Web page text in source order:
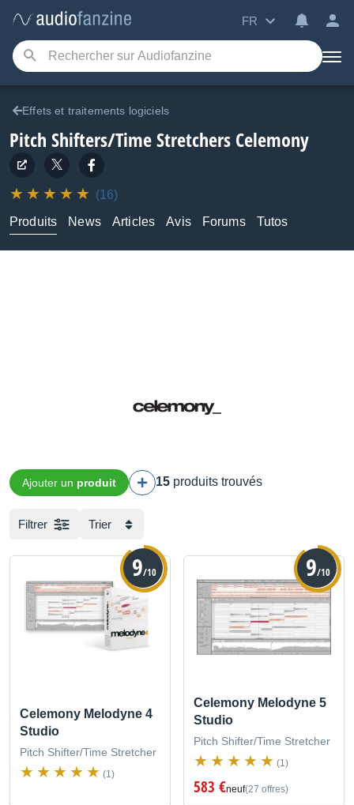
FR
Effets et traitements logiciels
Pitch Shifters/Time Stretchers Celemony
(16)
Produits
News Articles Avis Forums Tutos
Ajouter un produit 15 produits trouvés
Filtrer Trier
9/10
Celemony Melodyne 4
Studio
Pitch Shifter/Time Stretcher
(1)
9/10
Celemony Melodyne 5
Studio
Pitch Shifter/Time Stretcher
(1)
583 €neuf(27 offres)